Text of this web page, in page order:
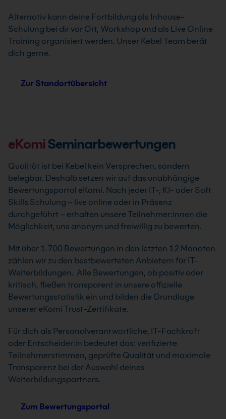
Alternativ kann deine Fortbildung als Inhouse-
Schulung bei dir vor Ort, Workshop und als Live Online
Training organisiert werden. Unser Kebel Team berät
dich gerne.
Zur Standortübersicht
eKomiSeminarbewertungen
Qualität ist bei Kebel kein Versprechen, sondern
belegbar. Deshalb setzen wir auf das unabhängige
Bewertungsportal eKomi. Nach jeder IT-, KI- oder Soft
Skills Schulung – live online oder in Präsenz
durchgeführt – erhalten unsere Teilnehmer:innen die
Möglichkeit, uns anonym und freiwillig zu bewerten.
Mit über 1.700 Bewertungen in den letzten 12 Monaten
zählen wir zu den bestbewerteten Anbietern für IT-
Weiterbildungen. Alle Bewertungen, ob positiv oder
kritisch, fließen transparent in unsere offizielle
Bewertungsstatistik ein und bilden die Grundlage
unserer eKomi Trust-Zertifikate.
Für dich als Personalverantwortliche, IT-Fachkraft
oder Entscheider:in bedeutet das: verifizierte
Teilnehmerstimmen, geprüfte Qualität und maximale
Transparenz bei der Auswahl deines
Weiterbildungspartners.
Zum Bewertungsportal